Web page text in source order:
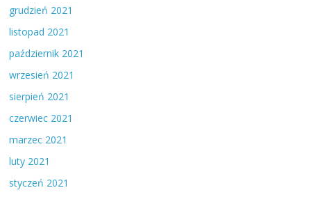
grudzień 2021
listopad 2021
październik 2021
wrzesień 2021
sierpień 2021
czerwiec 2021
marzec 2021
luty 2021
styczeń 2021